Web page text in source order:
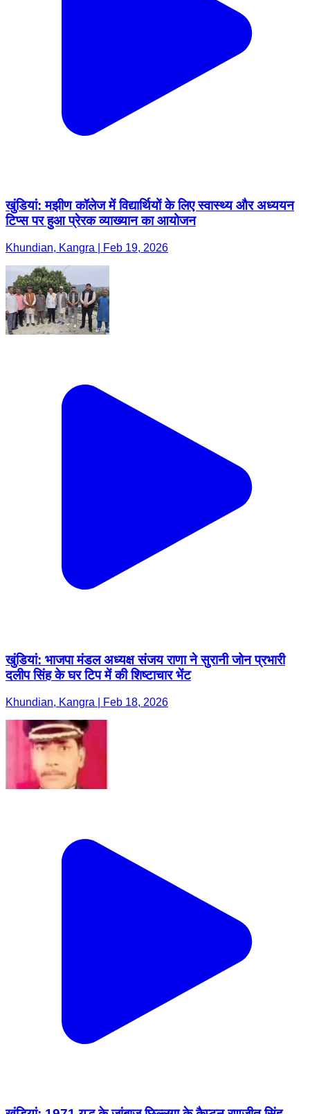
खुंडियां: मझीण कॉलेज में विद्यार्थियों के लिए स्वास्थ्य और अध्ययन
टिप्स पर हुआ प्रेरक व्याख्यान का आयोजन
Khundian, Kangra | Feb 19, 2026
खुंडियां: भाजपा मंडल अध्यक्ष संजय राणा ने सुरानी जोन प्रभारी
दलीप सिंह के घर टिप में की शिष्टाचार भेंट
Khundian, Kangra | Feb 18, 2026